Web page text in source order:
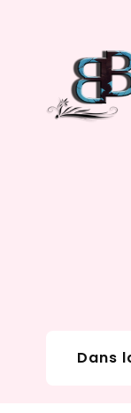
Dans